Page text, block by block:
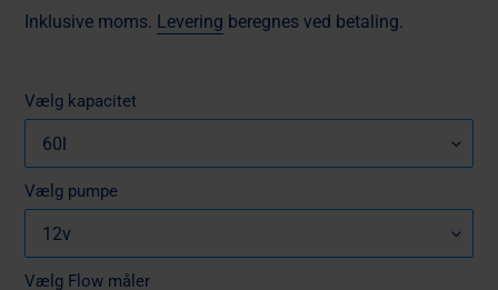
Inklusive moms. Levering beregnes ved betaling.
Vælg kapacitet
Vælg pumpe
Vælg Flow måler